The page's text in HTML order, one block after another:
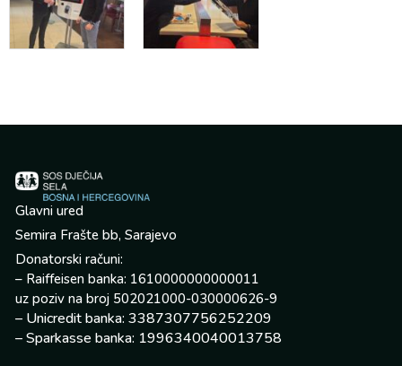
Glavni ured
Semira Frašte bb, Sarajevo
Donatorski računi:
– Raiffeisen banka: 1610000000000011
uz poziv na broj 502021000-030000626-9
– Unicredit banka: 3387307756252209
– Sparkasse banka: 1996340040013758